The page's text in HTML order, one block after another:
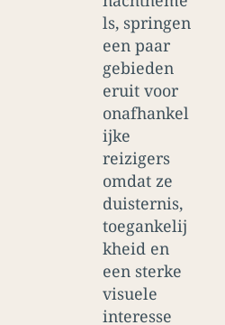
ls, springen
een paar
gebieden
eruit voor
onafhankel
ijke
reizigers
omdat ze
duisternis,
toegankelij
kheid en
een sterke
visuele
interesse